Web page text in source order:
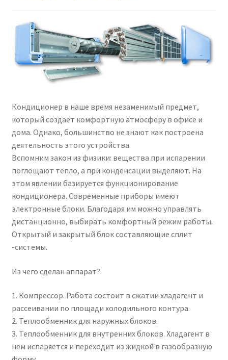
Кондиционер в наше время незаменимый предмет,
который создает комфортную атмосферу в офисе и
дома. Однако, большинство не знают как построена
деятельность этого устройства.
Вспомним закон из физики: вещества при испарении
поглощают тепло, а при конденсации выделяют. На
этом явлении базируется функционирование
кондиционера. Современные приборы имеют
электронные блоки. Благодаря им можно управлять
дистанционно, выбирать комфортный режим работы.
Открытый и закрытый блок составляющие сплит
-системы.
Из чего сделан аппарат?
1. Компрессор. Работа состоит в сжатии хладагент и
рассеивании по площади холодильного контура.
2. Теплообменник для наружных блоков.
3. Теплообменник для внутренних блоков. Хладагент в
нем испаряется и переходит из жидкой в газообразную